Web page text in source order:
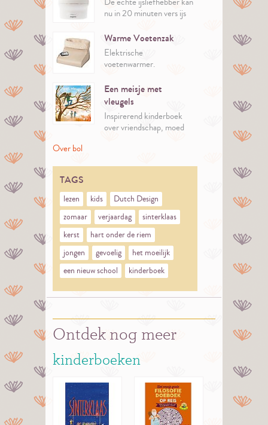
nu in 20 minuten vers ijs
Er zitten 35 recepten bij
de machine. Inspiratie
genoeg dus!
Warme Voetenzak
Elektrische
voetenwarmer.
Een meisje met
vleugels
Inspirerend kinderboek
over vriendschap, moed
Over bol
TAGS
lezen kids
Dutch Design
zomaar
verjaardag
sinterklaas
kerst
hart onder de riem
jongen
gevoelig
het moeilijk
een nieuw school
kinderboek
Ontdek nog meer
kinderboeken